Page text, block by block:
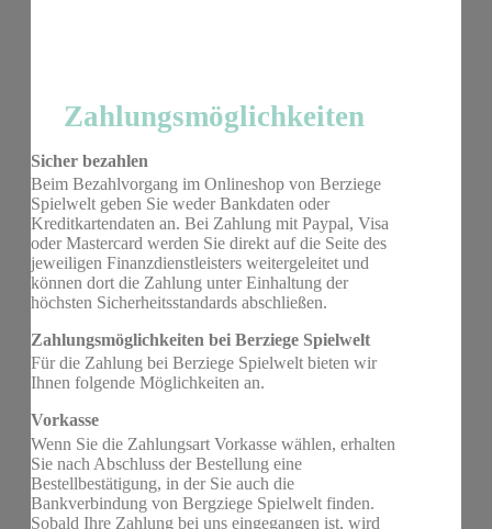
Zahlungsmöglichkeiten
Sicher bezahlen
Beim Bezahlvorgang im Onlineshop von Berziege
Spielwelt geben Sie weder Bankdaten oder
Kreditkartendaten an. Bei Zahlung mit Paypal, Visa
oder Mastercard werden Sie direkt auf die Seite des
jeweiligen Finanzdienstleisters weitergeleitet und
können dort die Zahlung unter Einhaltung der
höchsten Sicherheitsstandards abschließen.
Zahlungsmöglichkeiten bei Berziege Spielwelt
Für die Zahlung bei Berziege Spielwelt bieten wir
Ihnen folgende Möglichkeiten an.
Vorkasse
Wenn Sie die Zahlungsart Vorkasse wählen, erhalten
Sie nach Abschluss der Bestellung eine
Bestellbestätigung, in der Sie auch die
Bankverbindung von Bergziege Spielwelt finden.
Sobald Ihre Zahlung bei uns eingegangen ist, wird